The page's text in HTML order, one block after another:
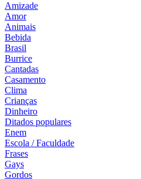
Amizade
Amor
Animais
Bebida
Brasil
Burrice
Cantadas
Casamento
Clima
Crianças
Dinheiro
Ditados populares
Enem
Escola / Faculdade
Frases
Gays
Gordos